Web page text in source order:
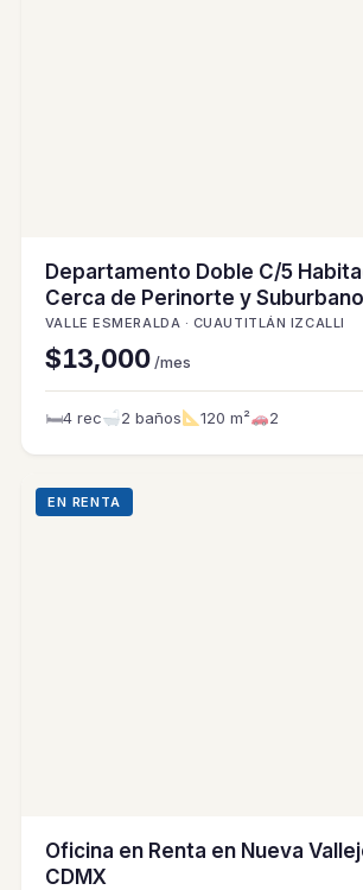
Departamento Doble C/5
Cerca de Perinorte y
VALLE ESMERALDA · CUAUTITLÁN IZCALLI
$13,000 /mes
🛏4 rec 2 baños 120 m² 2
EN RENTA
Oficina en Renta en Nueva
CDMX